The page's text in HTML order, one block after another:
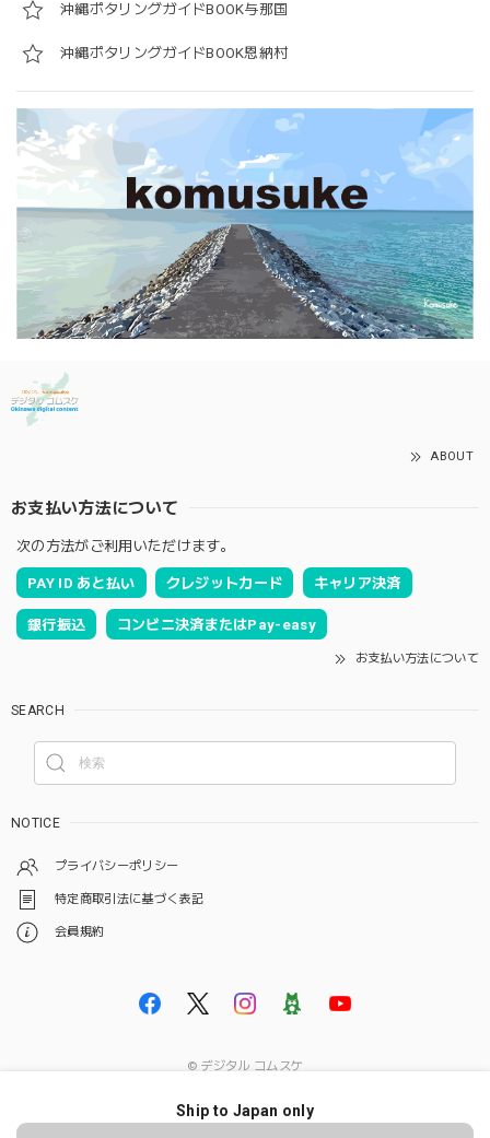
沖縄ポタリングガイドBOOK与那国
沖縄ポタリングガイドBOOK恩納村
ABOUT
お支払い方法について
次の方法がご利用いただけます。
PAY ID あと払い クレジットカード キャリア決済
銀行振込 コンビニ決済またはPay-easy
お支払い方法について
SEARCH
NOTICE
プライバシーポリシー
特定商取引法に基づく表記
会員規約
© デジタル コムスケ
Ship to Japan only